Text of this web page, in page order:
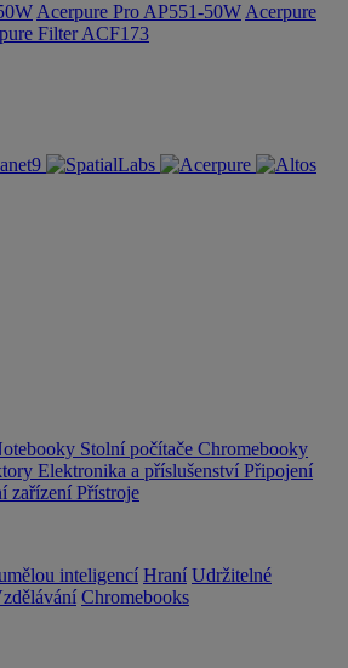
Acerpure Pro AP551-50W Acerpure
Filter ACF173
Stolní počítače Chromebooky
Elektronika a příslušenství Připojení
zařízení Přístroje
inteligencí Hraní Udržitelné
Chromebooks